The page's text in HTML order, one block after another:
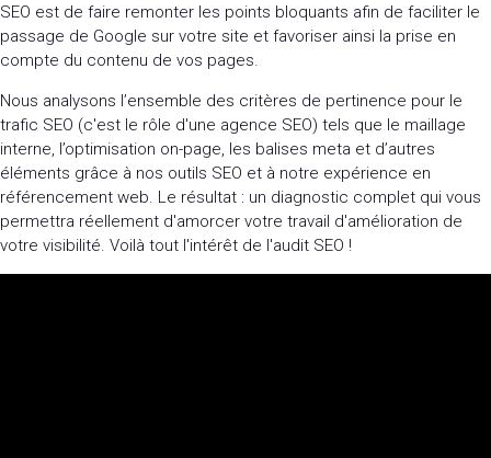
SEO est de faire remonter les points bloquants afin de faciliter le
passage de Google sur votre site et favoriser ainsi la prise en
compte du contenu de vos pages.
Nous analysons l’ensemble des critères de pertinence pour le
trafic SEO (c'est le rôle d'une agence SEO) tels que le maillage
interne, l’optimisation on-page, les balises meta et d’autres
éléments grâce à nos outils SEO et à notre expérience en
référencement web. Le résultat : un diagnostic complet qui vous
permettra réellement d'amorcer votre travail d'amélioration de
votre visibilité. Voilà tout l'intérêt de l'audit SEO !